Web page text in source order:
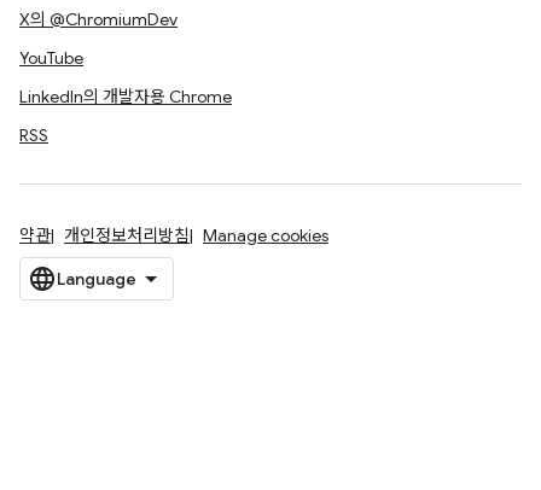
X의 @ChromiumDev
YouTube
LinkedIn의 개발자용 Chrome
RSS
약관 개인정보처리방침 Manage cookies